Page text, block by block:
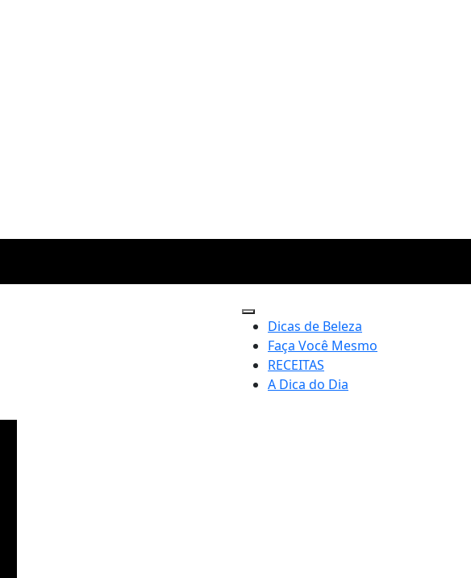
Dicas de Beleza
Faça Você Mesmo
RECEITAS
A Dica do Dia